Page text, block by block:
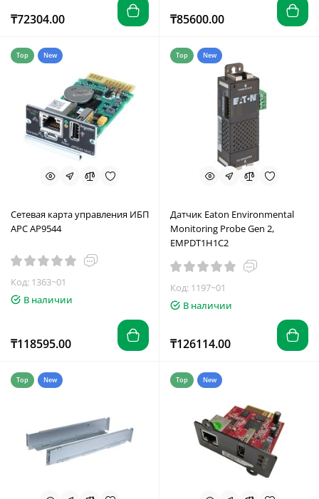
₸72304.00 ₸85600.00
Top New
Сетевая карта управления ИБП
APC AP9544
Код: 1363~01
В наличии
₸118595.00
Top New
Датчик Eaton Environmental
Monitoring Probe Gen 2,
EMPDT1H1C2
Код: 1197~01
В наличии
₸126114.00
Top New Top New